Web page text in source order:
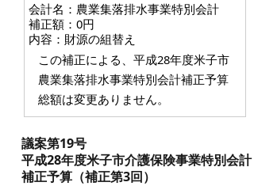
会計名：農業集落排水事業特別会計
補正額：0円
内容：財源の組替え
この補正による、平成28年度米子市
農業集落排水事業特別会計補正予算
総額は変更ありません。
議案第19号
平成28年度米子市介護保険事業特別会計
補正予算（補正第3回）